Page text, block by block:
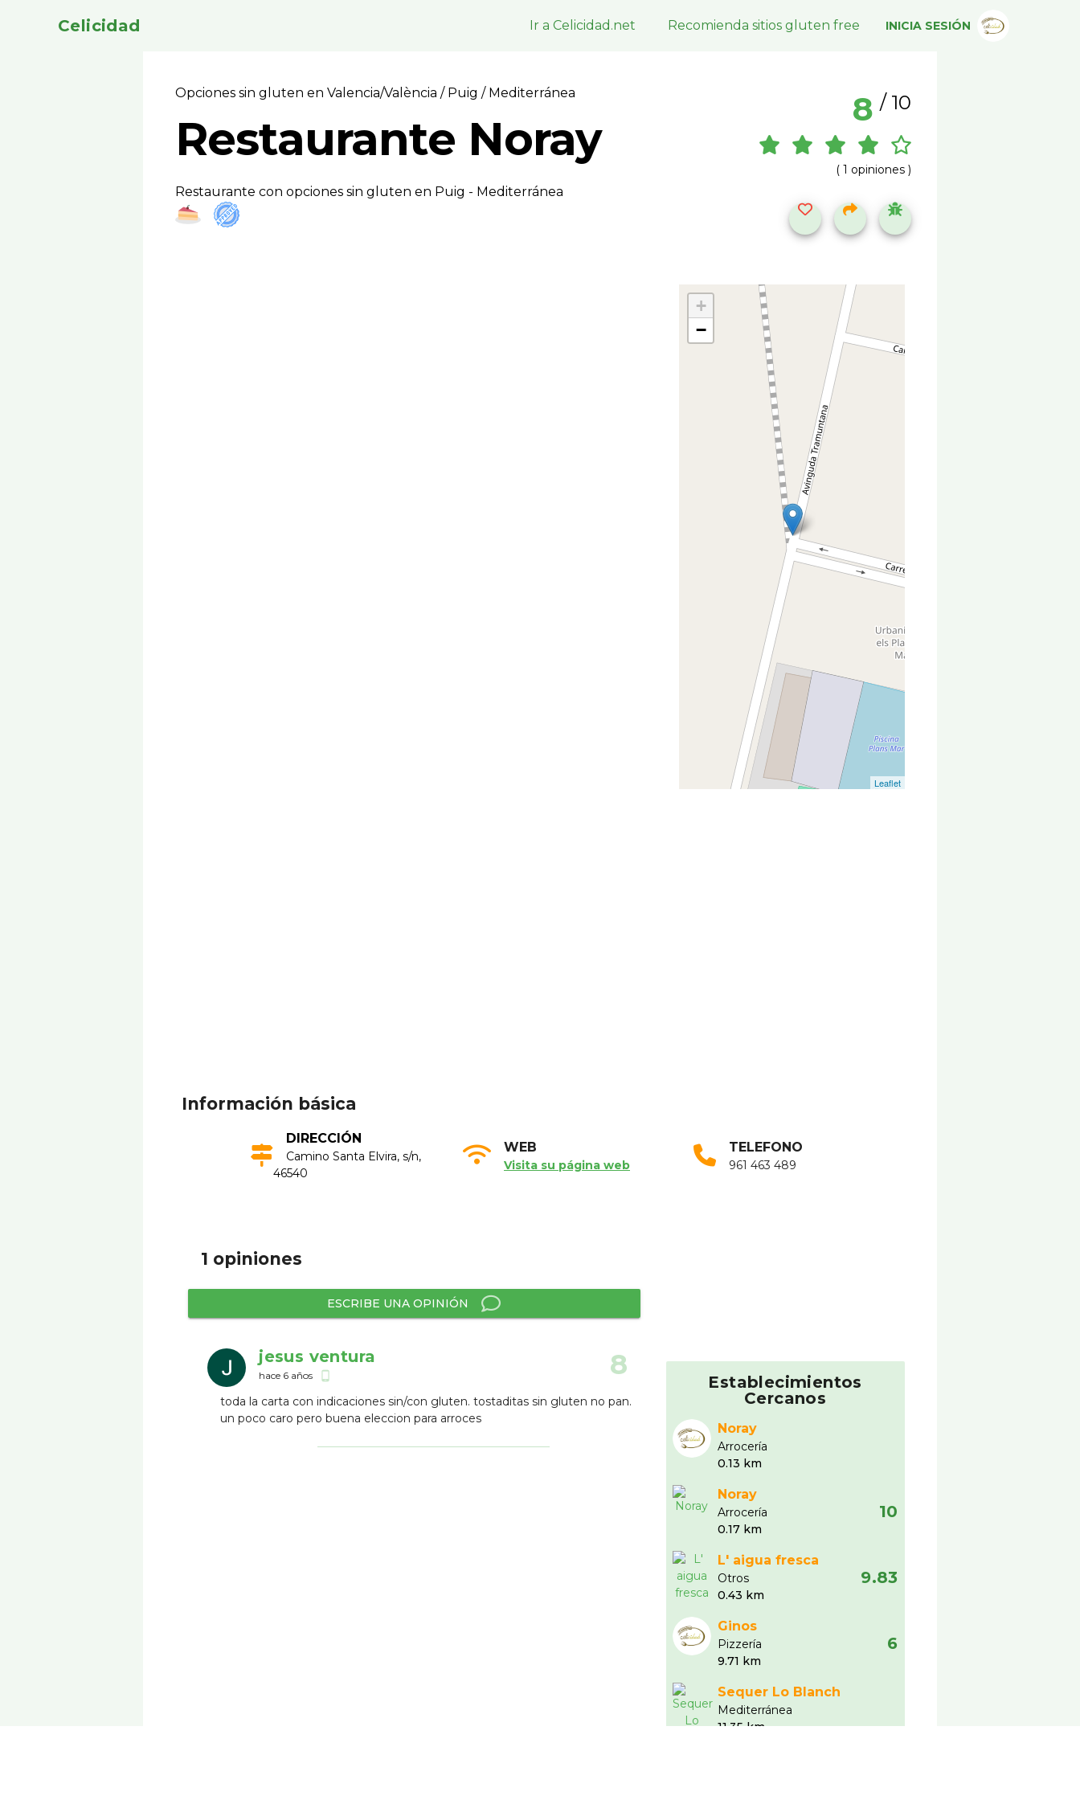
Celicidad Ir a Celicidad.net Recomienda sitios gluten free INICIA SESIÓN
Opciones sin gluten en Valencia/València/ Puig / Mediterránea
Restaurante Noray
Restaurante con opciones sin gluten en Puig - Mediterránea
8 / 10
( 1 opiniones )
+
−
Leaflet
Información básica
DIRECCIÓN
Camino Santa Elvira, s/n,
46540
WEB
Visita su página web
TELEFONO
961 463 489
1 opiniones
ESCRIBE UNA OPINIÓN
jesus ventura
hace 6 años phone_android 8
toda la carta con indicaciones sin/con gluten. tostaditas sin gluten no pan.
un poco caro pero buena eleccion para arroces
Establecimientos
Cercanos
Noray
Arrocerí­a
0.13 km
Noray
Arrocerí­a
0.17 km
10
L' aigua fresca
Otros
0.43 km
9.83
Ginos
Pizzerí­a
9.71 km
6
Sequer Lo Blanch
Mediterránea
11.35 km